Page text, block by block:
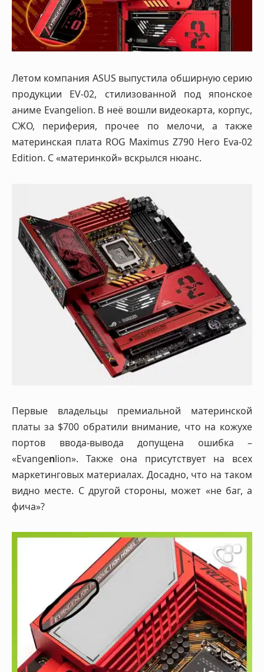
Летом компания ASUS выпустила обширную серию
продукции EV-02, стилизованной под японское
аниме Evangelion. В неё вошли видеокарта, корпус,
СЖО, периферия, прочее по мелочи, а также
материнская плата ROG Maximus Z790 Hero Eva-02
Edition. С «материнкой» вскрылся нюанс.
Первые владельцы премиальной материнской
платы за $700 обратили внимание, что на кожухе
портов ввода-вывода допущена ошибка –
«Evangenlion». Также она присутствует на всех
маркетинговых материалах. Досадно, что на таком
видно месте. С другой стороны, может «не баг, а
фича»?